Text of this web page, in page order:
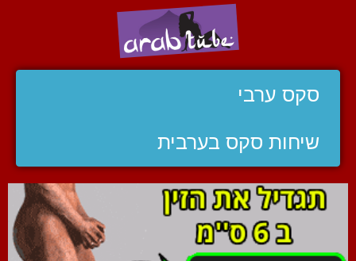
סקס ערבי
שיחות סקס בערבית